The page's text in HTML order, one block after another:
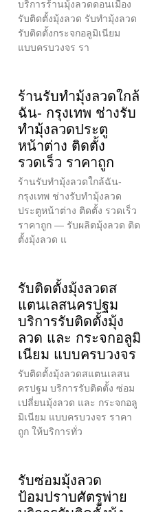
บริการร้านมุ้งลวดดอนเมือง
รับติดตั้งมุ้งลวด รับทำมุ้งลวด
รับติดตั้งกระจกอลูมิเนียม
แบบครบวงจร รา
ร้านรับทำมุ้งลวดใกล้
ฉัน- กรุงเทพ ช่างรับ
ทำมุ้งลวดประตู
หน้าต่าง ติดตั้ง
รวดเร็ว ราคาถูก
ร้านรับทำมุ้งลวดใกล้ฉัน-
กรุงเทพ ช่างรับทำมุ้งลวด
ประตูหน้าต่าง ติดตั้ง รวดเร็ว
ราคาถูก — รับผลิตมุ้งลวด ติด
ตั้งมุ้งลวด แ
รับติดตั้งมุ้งลวดส
แตนเลสนครปฐม
บริการรับติดตั้งมุ้ง
ลวด และ กระจกอลูมิ
เนียม แบบครบวงจร
รับติดตั้งมุ้งลวดสแตนเลสน
ครปฐม บริการรับติดตั้ง ซ่อม
เปลี่ยนมุ้งลวด และ กระจกอลู
มิเนียม แบบครบวงจร ราคา
ถูก ให้บริการทั่ว
รับซ่อมมุ้งลวด
ป้อมปราบศัตรูพ่าย